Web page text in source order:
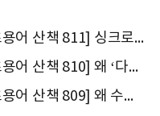
[스포츠박사 기자의 스포츠용어 산책 811] 싱크로나이즈드 스위밍에서 아티스틱 스위밍으로 이름을 바꾼 이유
[스포츠박사 기자의 스포츠용어 산책 810] 왜 ‘다이빙(diving)’이라 말할까
[스포츠박사 기자의 스포츠용어 산책 809] 왜 수구(水球)를 ‘워터 폴로(water polo)’라고 말할까